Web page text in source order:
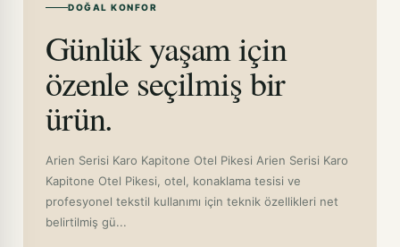
DOĞAL KONFOR
Günlük yaşam için
özenle seçilmiş bir
ürün.
Arien Serisi Karo Kapitone Otel Pikesi Arien Serisi Karo
Kapitone Otel Pikesi, otel, konaklama tesisi ve
profesyonel tekstil kullanımı için teknik özellikleri net
belirtilmiş gü...